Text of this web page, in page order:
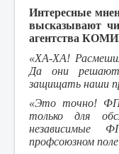
Интересные
высказывают
агентства
«ХА-ХА!
Да они
защищать наши
«Это точно!
только для
профсоюзном